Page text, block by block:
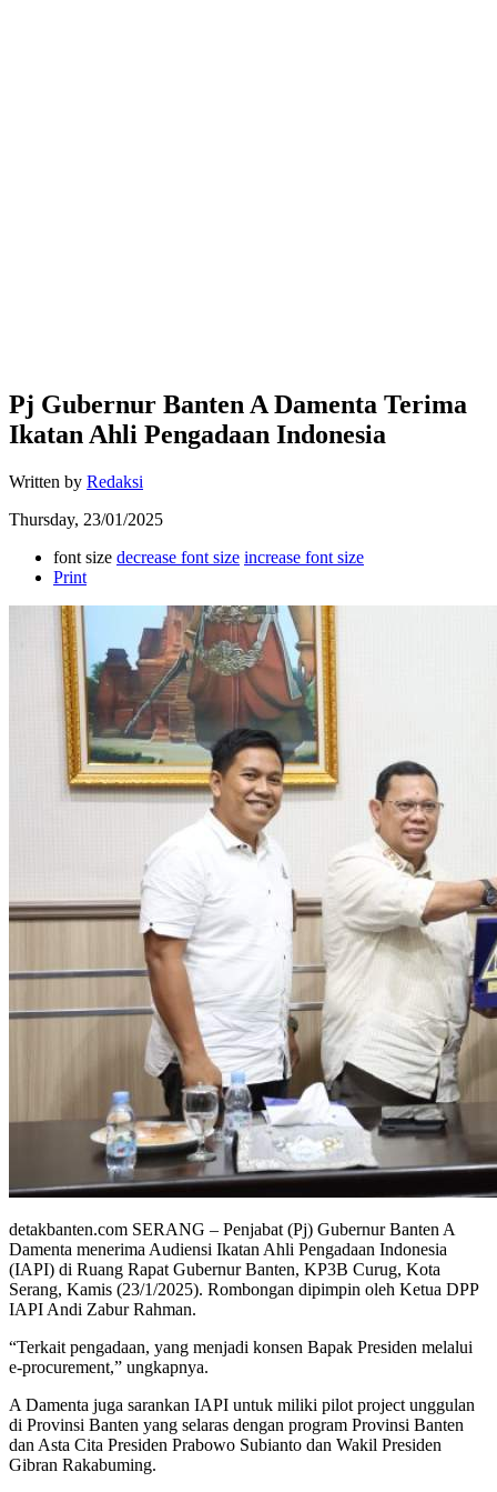
Pj Gubernur Banten A Damenta Terima
Ikatan Ahli Pengadaan Indonesia
Written by Redaksi
Thursday, 23/01/2025
font size decrease font size increase font size
Print
detakbanten.com SERANG – Penjabat (Pj) Gubernur Banten A
Damenta menerima Audiensi Ikatan Ahli Pengadaan Indonesia
(IAPI) di Ruang Rapat Gubernur Banten, KP3B Curug, Kota
Serang, Kamis (23/1/2025). Rombongan dipimpin oleh Ketua DPP
IAPI Andi Zabur Rahman.
“Terkait pengadaan, yang menjadi konsen Bapak Presiden melalui
e-procurement,” ungkapnya.
A Damenta juga sarankan IAPI untuk miliki pilot project unggulan
di Provinsi Banten yang selaras dengan program Provinsi Banten
dan Asta Cita Presiden Prabowo Subianto dan Wakil Presiden
Gibran Rakabuming.